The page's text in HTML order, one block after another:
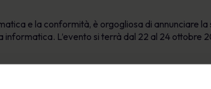
e la conformità, è orgogliosa di annunciare
L’evento si terrà dal 22 al 24 ottobre
riunisce esperti del settore, leader